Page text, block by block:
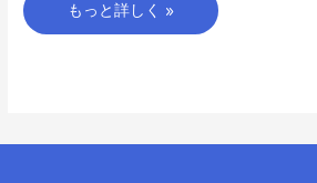
もっと詳しく »